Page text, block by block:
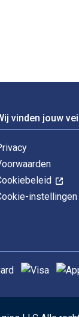
vinden jouw
instellingen
betaalmethoden